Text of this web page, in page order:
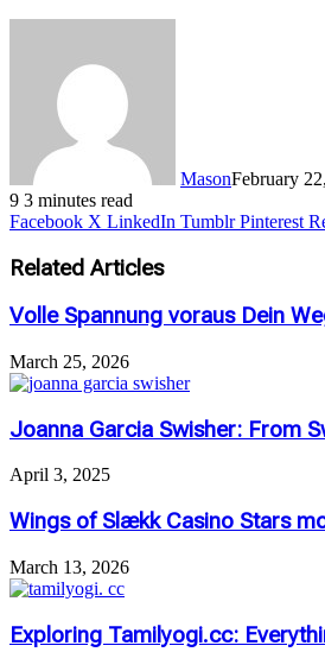
MasonFebruary
9 3 minutes read
Facebook X LinkedIn Tumblr Pinterest
Related Articles
Volle Spannung voraus Dein
March 25, 2026
Joanna Garcia Swisher: From
April 3, 2025
Wings of Slækk Casino Stars
March 13, 2026
Exploring Tamilyogi.cc: